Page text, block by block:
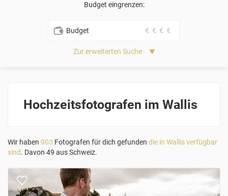
Budget eingrenzen:
Budget € € € €
Zur erweiterten Suche
Hochzeitsfotografen im Wallis
Wir haben 903 Fotografen für dich gefunden die in Wallis verfügbar
sind. Davon 49 aus Schweiz.